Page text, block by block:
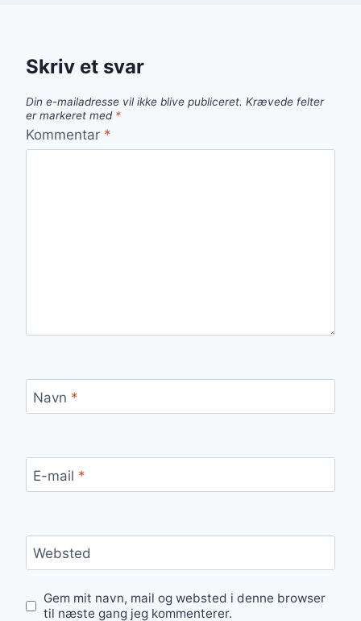
Skriv et svar
Din e-mailadresse vil ikke blive publiceret. Krævede felter
er markeret med *
Kommentar *
Navn *
E-mail *
Websted
Gem mit navn, mail og websted i denne browser
til næste gang jeg kommenterer.